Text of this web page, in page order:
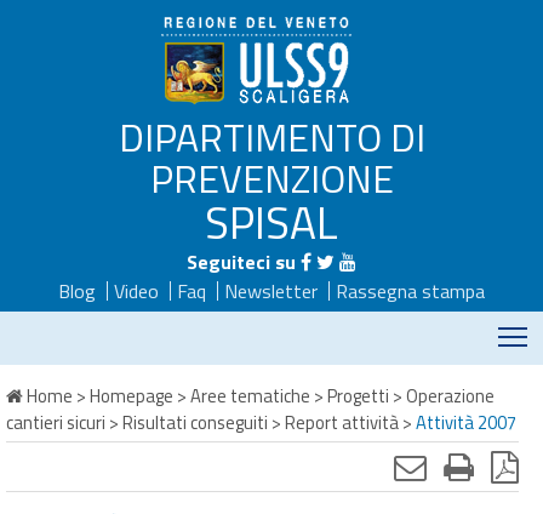
DIPARTIMENTO DI
PREVENZIONE
SPISAL
Seguiteci su
Blog
Video Faq Newsletter
Rassegna stampa
Home >Homepage >Aree tematiche >Progetti >Operazione
cantieri sicuri >Risultati conseguiti >Report attività>Attività 2007